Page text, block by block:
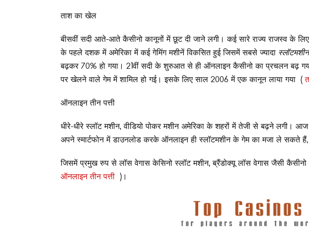
ताश का खेल
बीसवीं सदी आते-आते कैसीनो कानूनों में छूट दी जाने लगी। कई सारे राज्य राजस्व के
के पहले दशक में अमेरिका में कई गेमिंग मशीनें विकसित हुई जिसमें सबसे ज्यादा
बढ़कर 70% हो गया। 21वीं सदी के शुरुआत से ही ऑनलाइन कैसीनो का प्रचलन बढ़
पर खेलने वाले गेम में शामिल हो गई। इसके लिए साल 2006 में एक कानून लाया गया (
ऑनलाइन तीन पत्ती
धीरे-धीरे स्लॉट मशीन, वीडियो पोकर मशीन अमेरिका के शहरों में तेजी से बढ़ने लगी।
अपने स्मार्टफोन में डाउनलोड करके ऑनलाइन ही स्लॉटमशीन के गेम का मजा ले सकते हैं,
जिसमें प्रमुख रुप से लॉस वेगास केसिनो स्लॉट मशीन, ब्रैंडोक्यू लॉस वेगास जैसी
ऑनलाइन तीन पत्ती )।